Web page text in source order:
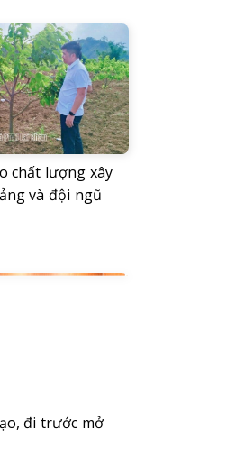
chất lượng xây
và đội ngũ
đi trước mở